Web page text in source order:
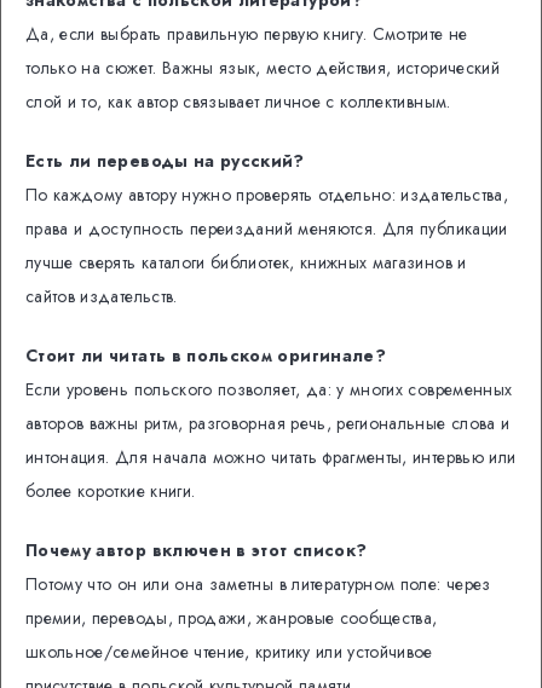
Да, если выбрать правильную первую книгу. Смотрите не
только на сюжет. Важны язык, место действия, исторический
слой и то, как автор связывает личное с коллективным.
Есть ли переводы на русский?
По каждому автору нужно проверять отдельно: издательства,
права и доступность переизданий меняются. Для публикации
лучше сверять каталоги библиотек, книжных магазинов и
сайтов издательств.
Стоит ли читать в польском оригинале?
Если уровень польского позволяет, да: у многих современных
авторов важны ритм, разговорная речь, региональные слова и
интонация. Для начала можно читать фрагменты, интервью или
более короткие книги.
Почему автор включен в этот список?
Потому что он или она заметны в литературном поле: через
премии, переводы, продажи, жанровые сообщества,
школьное/семейное чтение, критику или устойчивое